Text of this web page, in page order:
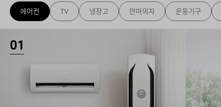
에어컨 TV 냉장고 안마의자 운동기구
01